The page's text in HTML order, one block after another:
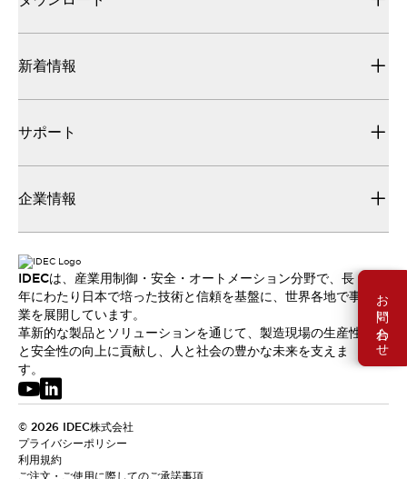
お問い合わせ
新着情報
サポート
企業情報
IDECは、産業用制御・安全・オートメーション分野で、長
年にわたり日本で培った技術と信頼を基盤に、世界各地で事
業を展開しています。
革新的な製品とソリューションを通じて、製造現場の生産性
と安全性の向上に貢献し、人と社会の豊かな未来を支えま
す。
© 2026 IDEC株式会社
プライバシーポリシー
利用規約